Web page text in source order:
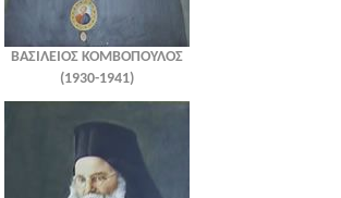
ΒΑΣΙΛΕΙΟΣ ΚΟΜΒΟΠΟΥΛΟΣ
(1930-1941)